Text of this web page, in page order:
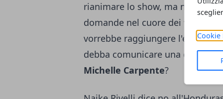
Cookie
rianimare lo show, ma non
domande nel cuore dei fan di
vorrebbe raggiungere l'ex
debba comunicare una
Michelle Carpente?